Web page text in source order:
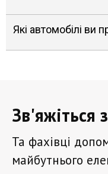
Які автомобілі ви
Зв'яжіться
Та фахівці
майбутнього